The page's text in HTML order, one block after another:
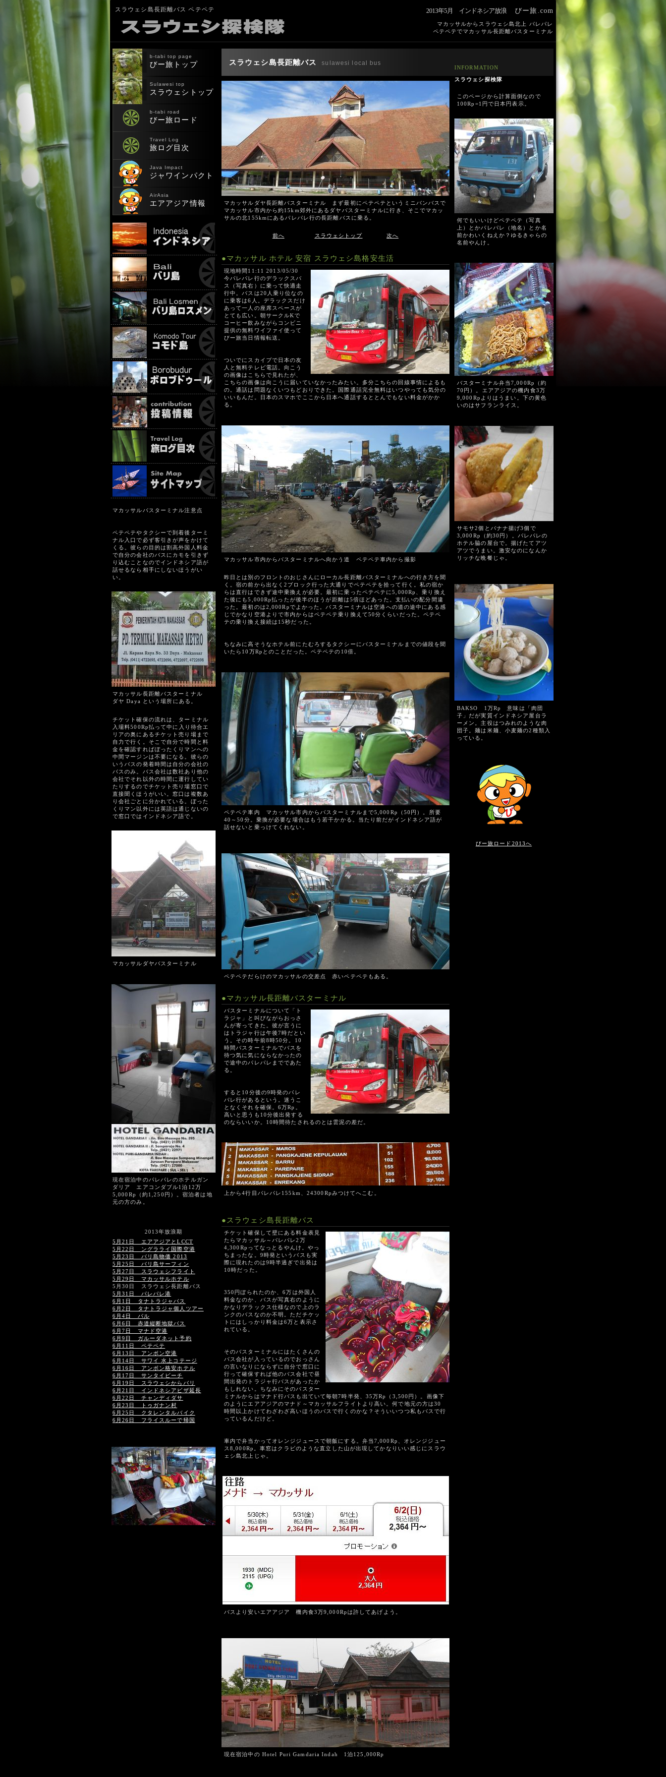
スラウェシ島長距離バス ペテペテ 2013年5月 インドネシア放浪 びー旅.com
マカッサルからスラウェシ島北上 パレパレ
ペテペテでマカッサル長距離バスターミナル
スラウェシ島長距離バス sulawesi local bus
マカッサルダヤ長距離バスターミナル まず最初にペテペテというミニバンバスで
マカッサル市内から約15km郊外にあるダヤバスターミナルに行き、そこでマカッ
サルの北155kmにあるパレパレ行の長距離バスに乗る。
前へ スラウェシトップ 次へ
●マカッサル ホテル 安宿 スラウェシ島格安生活
現地時間11:11 2013/05/30
今パレパレ行のデラックスバ
ス（写真右）に乗って快適走
行中。バスは20人乗り位なの
に乗客は6人。デラックスだけ
あって一人の座席スペースが
とても広い。朝サークルKで
コーヒー飲みながらコンビニ
提供の無料ワイファイ使って
びー旅当日情報転送。
ついでにスカイプで日本の友
人と無料テレビ電話。向こう
の画像はこちらで見れたが、
こちらの画像は向こうに届いていなかったみたい。多分こちらの回線事情によるも
の。通話は問題なくいつもどおりできた。国際通話完全無料はいつやっても気分の
いいもんだ。日本のスマホでここから日本へ通話するととんでもない料金がかか
る。
マカッサル市内からバスターミナルへ向かう道 ペテペテ車内から撮影
昨日とは別のフロントのおじさんにローカル長距離バスターミナルへの行き方を聞
く。宿の前から出なく2ブロック行った大通りでペテペテを拾って行く。私の宿か
らは直行はできず途中乗換えが必要。最初に乗ったペテペテに5,000Rp、乗り換え
た後にも5,000Rp払ったが後半のほうが距離は5倍ほどあった。支払いの配分間違
った。最初のは2,000Rpでよかった。バスターミナルは空港への道の途中にある感
じでかなり空港よりで市内からはペテペテ乗り換えて50分くらいだった。ペテペ
テの乗り換え接続は15秒だった。
ちなみに高そうなホテル前にたむろするタクシーにバスターミナルまでの値段を聞
いたら10万Rpとのことだった。ペテペテの10倍。
ペテペテ車内 マカッサル市内からバスターミナルまで5,000Rp（50円）。所要
40～50分。乗換が必要な場合はもう若干かかる。当たり前だがインドネシア語が
話せないと乗っけてくれない。
ペテペテだらけのマカッサルの交差点 赤いペテペテもある。
●マカッサル長距離バスターミナル
バスターミナルについて「ト
ラジャ」と叫びながらおっさ
んが寄ってきた。彼が言うに
はトラジャ行は午後7時だとい
う。その時午前8時50分。10
時間バスターミナルでバスを
待つ気に気にならなかったの
で途中のパレパレまでであた
る。
すると10分後の9時発のパレ
パレ行があるという。迷うこ
となくそれを確保。6万Rp。
高いと思うも10分後出発する
のならいいか。10時間待たされるのとは雲泥の差だ。
上から4行目パレパレ155km、24300Rpみつけてへこむ。
●スラウェシ島長距離バス
チケット確保して壁にある料金表見
たらマカッサル～パレパレ2万
4,300Rpってなっとるやんけ。やっ
ちまったな。9時発というバスも実
際に現れたのは9時半過ぎで出発は
10時だった。
350円ぼられたのか、6万は外国人
料金なのか、バスが写真右のように
かなりデラックス仕様なので上のラ
ンクのバスなのか不明。ただチケッ
トにはしっかり料金は6万と表示さ
れている。
そのバスターミナルにはたくさんの
バス会社が入っているのでおっさん
の言いなりにならずに自分で窓口に
行って確保すれば他のバス会社で昼
間出発のトラジャ行バスがあったか
もしれない。ちなみにそのバスター
ミナルからはマナド行バスも出ていて毎朝7時半発、35万Rp（3,500円）。画像下
のようにエアアジアのマナド～マカッサルフライトより高い。何で地元の方は30
時間以上かけてわざわざ高いほうのバスで行くのかな？そういいつつ私もバスで行
っているんだけど。
車内で弁当かってオレンジジュースで朝飯にする。弁当7,000Rp、オレンジジュー
ス8,000Rp。車窓はクラビのような直立した山が出現してかなりいい感じにスラウ
ェシ島北上じゃ。
バスより安いエアアジア 機内食3万9,000Rpは許してあげよう。
現在宿泊中の Hotel Puri Gamdaria Indah 1泊125,000Rp
b-tabi top page
びー旅トップ
Sulawesi top
スラウェシトップ
b-tabi road
びー旅ロード
Travel Log
旅ログ目次
Java Impact
ジャワインパクト
AirAsia
エアアジア情報
マカッサルバスターミナル注意点
ペテペテやタクシーで到着後ターミ
ナル入口で必ず客引きが声をかけて
くる。彼らの目的は割高外国人料金
で自分の会社のバスにカモを引きず
り込むことなのでインドネシア語が
話せるなら相手にしないほうがい
い。
マカッサル長距離バスターミナル
ダヤ Daya という場所にある。
チケット確保の流れは、ターミナル
入場料500Rp払って中に入り待合エ
リアの奥にあるチケット売り場まで
自力で行く。そこで自分で時間と料
金を確認すればぼったくりマンへの
中間マージンは不要になる。彼らの
いうバスの発着時間は自分の会社の
バスのみ。バス会社は数社あり他の
会社でそれ以外の時間に運行してい
たりするのでチケット売り場窓口で
直接聞くほうがいい。窓口は複数あ
り会社ごとに分かれている。ぼった
くりマン以外には英語は通じないの
で窓口ではインドネシア語で。
マカッサルダヤバスターミナル
現在宿泊中のパレパレのホテルガン
ダリア エアコンダブル1泊12万
5,000Rp（約1,250円）。宿泊者は地
元の方のみ。
2013年放浪期
5月21日 エアアジアとLCCT
5月22日 ングラライ国際空港
5月23日 バリ島物価 2013
5月25日 バリ島サーフィン
5月27日 スラウェシフライト
5月29日 マカッサルホテル
5月30日 スラウェシ長距離バス
5月31日 パレパレ港
6月1日 タナトラジャバス
6月2日 タナトラジャ個人ツアー
6月4日 パル
6月6日 赤道縦断地獄バス
6月7日 マナド空港
6月9日 ガルーダネット予約
6月11日 ペテペテ
6月13日 アンボン空港
6月14日 サワイ 水上コテージ
6月16日 アンボン格安ホテル
6月17日 サンタイビーチ
6月19日 スラウェシからバリ
6月21日 インドネシアビザ延長
6月22日 チャンディダサ
6月23日 トゥガナン村
6月25日 クタレンタルバイク
6月26日 フライスルーで帰国
INFORMATION
スラウェシ探検隊
このページから計算面倒なので
100Rp=1円で日本円表示。
何でもいいけどペテペテ（写真
上）とかパレパレ（地名）とか名
前かわいくねえか？ゆるきゃらの
名前やんけ。
バスターミナル弁当7,000Rp（約
70円）。エアアジアの機内食3万
9,000Rpよりはうまい。下の黄色
いのはサフランライス。
サモサ2個とバナナ揚げ3個で
3,000Rp（約30円）。パレパレの
ホテル脇の屋台で。揚げたてアツ
アツでうまい。激安なのになんか
リッチな晩餐じゃ。
BAKSO 1万Rp 意味は「肉団
子」だが実質インドネシア屋台ラ
ーメン。主役はつみれのような肉
団子。麺は米麺、小麦麺の2種類入
っている。
びー旅ロード2013へ